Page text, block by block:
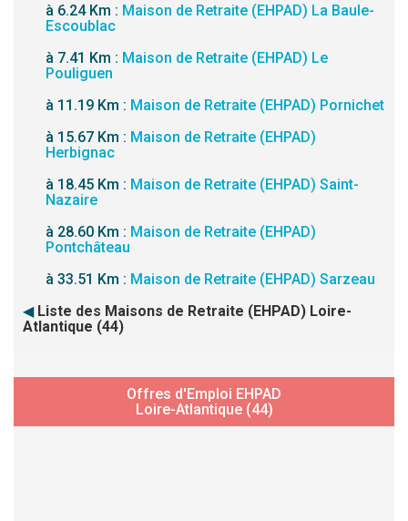
à 6.24 Km : Maison de Retraite (EHPAD) La Baule-
Escoublac
à 7.41 Km : Maison de Retraite (EHPAD) Le
Pouliguen
à 11.19 Km : Maison de Retraite (EHPAD) Pornichet
à 15.67 Km : Maison de Retraite (EHPAD)
Herbignac
à 18.45 Km : Maison de Retraite (EHPAD) Saint-
Nazaire
à 28.60 Km : Maison de Retraite (EHPAD)
Pontchâteau
à 33.51 Km : Maison de Retraite (EHPAD) Sarzeau
◀ Liste des Maisons de Retraite (EHPAD) Loire-
Atlantique (44)
Offres d'Emploi EHPAD
Loire-Atlantique (44)